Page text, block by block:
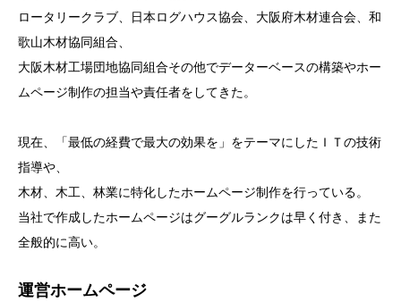
ロータリークラブ、日本ログハウス協会、大阪府木材連合会、和
歌山木材協同組合、
大阪木材工場団地協同組合その他でデーターベースの構築やホー
ムページ制作の担当や責任者をしてきた。
現在、「最低の経費で最大の効果を」をテーマにしたＩＴの技術
指導や、
木材、木工、林業に特化したホームページ制作を行っている。
当社で作成したホームページはグーグルランクは早く付き、また
全般的に高い。
運営ホームページ